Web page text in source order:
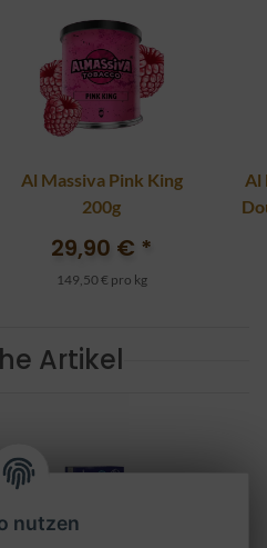
Al Massiva Pink King
200g
29,90 € *
149,50 € pro kg
Al
Artikel
nutzen